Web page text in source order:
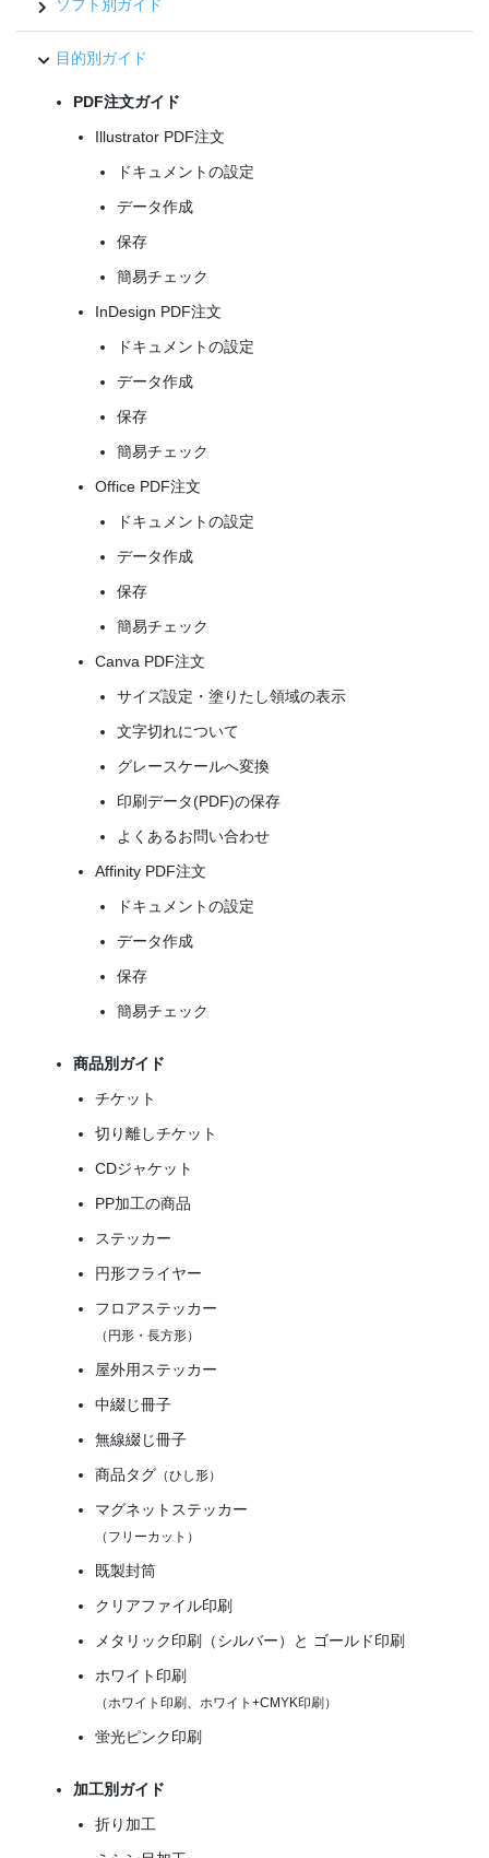
ソフト別ガイド
目的別ガイド
PDF注文ガイド
Illustrator PDF注文
ドキュメントの設定
データ作成
保存
簡易チェック
InDesign PDF注文
ドキュメントの設定
データ作成
保存
簡易チェック
Office PDF注文
ドキュメントの設定
データ作成
保存
簡易チェック
Canva PDF注文
サイズ設定・塗りたし領域の表示
文字切れについて
グレースケールへ変換
印刷データ(PDF)の保存
よくあるお問い合わせ
Affinity PDF注文
ドキュメントの設定
データ作成
保存
簡易チェック
商品別ガイド
チケット
切り離しチケット
CDジャケット
PP加工の商品
ステッカー
円形フライヤー
フロアステッカー
（円形・長方形）
屋外用ステッカー
中綴じ冊子
無線綴じ冊子
商品タグ （ひし形）
マグネットステッカー
（フリーカット）
既製封筒
クリアファイル印刷
メタリック印刷（シルバー）と ゴールド印刷
ホワイト印刷
（ホワイト印刷、ホワイト+CMYK印刷）
蛍光ピンク印刷
加工別ガイド
折り加工